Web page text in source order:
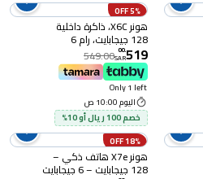
5% OFF
هونر X6C، ذاكرة داخلية
128 جيجابايت، رام 6
جيجابايت، 4G، أسود
519
.
00
SAR
549.00
Only 1 left
اليوم 10:00 ص
خصم 100 ريال أو 10%
18% OFF
هونر X7e هاتف ذكي –
128 جيجابايت – 6 جيجابايت